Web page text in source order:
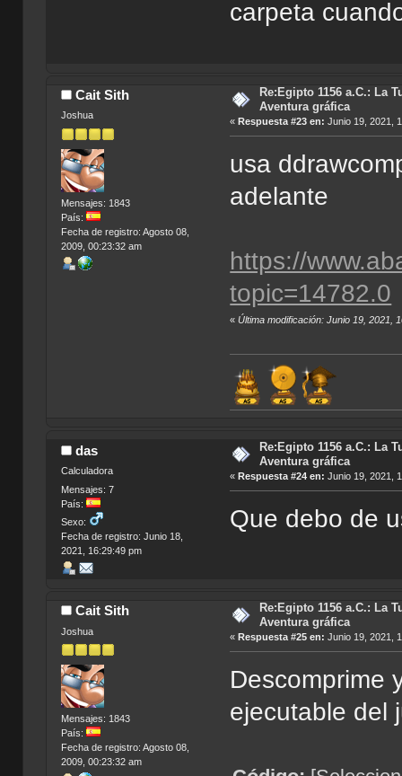
carpeta
Cait Sith
Joshua
Mensajes: 1843
País:
Fecha de registro: Agosto 08,
2009, 00:23:32 am
Re:Egipto 1156 a.C.: La
Aventura gráfica
«Respuesta #23 en: Junio 19, 2021,
usa
adelante
https://
topic=14782.0
«Última modificación: Junio 19, 2021,
das
Calculadora
Mensajes: 7
País:
Sexo:
Fecha de registro: Junio 18,
2021, 16:29:49 pm
Re:Egipto 1156 a.C.: La
Aventura gráfica
« Respuesta #24 en: Junio 19, 2021,
Que debo de
Cait Sith
Joshua
Mensajes: 1843
País:
Fecha de registro: Agosto 08,
2009, 00:23:32 am
Re:Egipto 1156 a.C.: La
Aventura gráfica
« Respuesta #25 en: Junio 19, 2021,
Descomprime
ejecutable del